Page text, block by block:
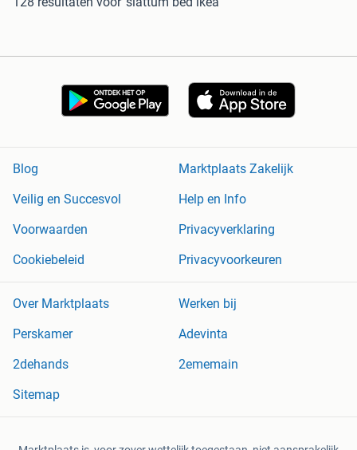
Blog
Marktplaats Zakelijk
Veilig en Succesvol
Help en Info
Voorwaarden
Privacyverklaring
Cookiebeleid
Privacyvoorkeuren
Over Marktplaats
Werken bij
Perskamer
Adevinta
2dehands
2ememain
Sitemap